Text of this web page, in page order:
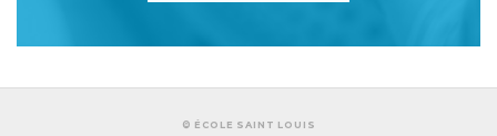
© ÉCOLE SAINT LOUIS